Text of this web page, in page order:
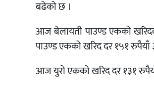
बढेको छ ।
आज बेलायती पाउण्ड एकको
पाउण्ड एकको खरिद दर १५१ रुपैयाँ
आज युरो एकको खरिद दर १३१